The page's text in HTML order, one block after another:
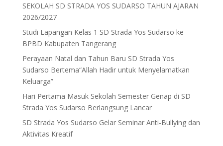
SEKOLAH SD STRADA YOS SUDARSO TAHUN AJARAN
2026/2027
Studi Lapangan Kelas 1 SD Strada Yos Sudarso ke
BPBD Kabupaten Tangerang
Perayaan Natal dan Tahun Baru SD Strada Yos
Sudarso Bertema“Allah Hadir untuk Menyelamatkan
Keluarga”
Hari Pertama Masuk Sekolah Semester Genap di SD
Strada Yos Sudarso Berlangsung Lancar
SD Strada Yos Sudarso Gelar Seminar Anti-Bullying dan
Aktivitas Kreatif